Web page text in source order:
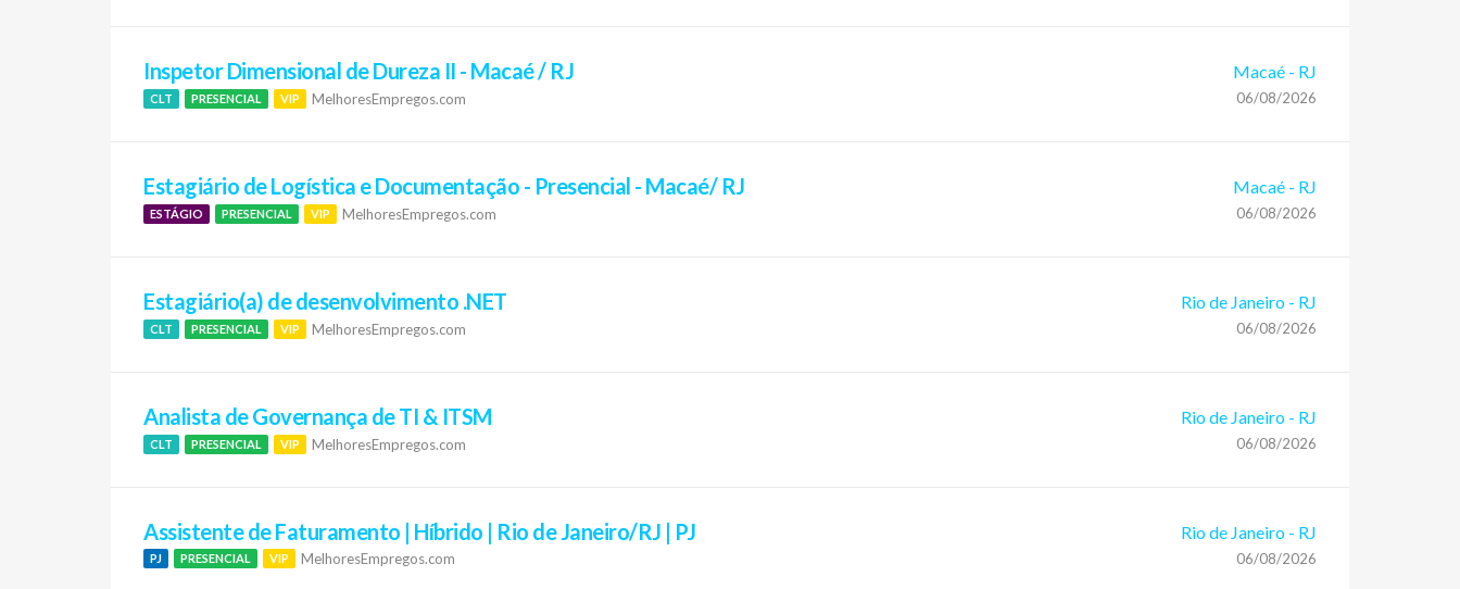
Inspetor Dimensional de Dureza II - Macaé / RJ
CLT PRESENCIAL VIP MelhoresEmpregos.com
Macaé - RJ
06/08/2026
Estagiário de Logística e Documentação - Presencial - Macaé/ RJ
ESTÁGIO PRESENCIAL VIP MelhoresEmpregos.com
Macaé - RJ
06/08/2026
Estagiário(a) de desenvolvimento .NET
CLT PRESENCIAL VIP MelhoresEmpregos.com
Rio de Janeiro - RJ
06/08/2026
Analista de Governança de TI & ITSM
CLT PRESENCIAL VIP MelhoresEmpregos.com
Rio de Janeiro - RJ
06/08/2026
Assistente de Faturamento | Híbrido | Rio de Janeiro/RJ | PJ
PJ PRESENCIAL VIP MelhoresEmpregos.com
Rio de Janeiro - RJ
06/08/2026